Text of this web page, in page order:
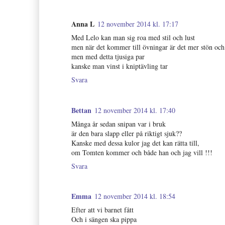
Anna L 12 november 2014 kl. 17:17
Med Lelo kan man sig roa med stil och lust
men när det kommer till övningar är det mer stön
men med detta tjusiga par
kanske man vinst i kniptävling tar
Svara
Bettan 12 november 2014 kl. 17:40
Många år sedan snipan var i bruk
är den bara slapp eller på riktigt sjuk??
Kanske med dessa kulor jag det kan rätta till,
om Tomten kommer och både han och jag vill !!!
Svara
Emma 12 november 2014 kl. 18:54
Efter att vi barnet fått
Och i sängen ska pippa